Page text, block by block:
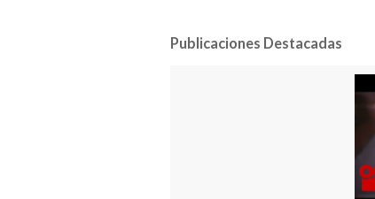
Publicaciones Destacadas